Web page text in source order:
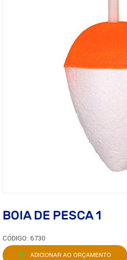
BOIA DE PESCA 1
CÓDIGO: 6730
ADICIONAR AO ORÇAMENTO